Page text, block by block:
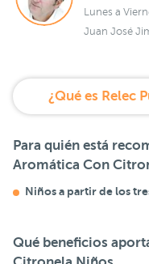
Lunes a
Juan José
Para quién está
Aromática Con
Niños a partir de los
Qué beneficios